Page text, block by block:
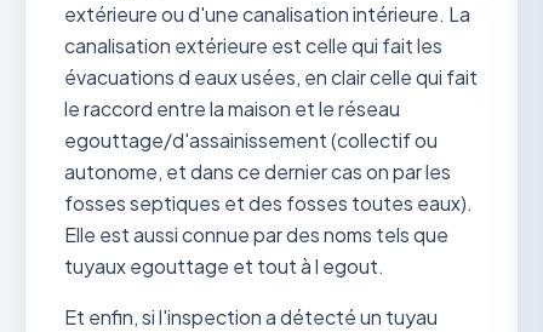
extérieure ou d'une canalisation intérieure. La
canalisation extérieure est celle qui fait les
évacuations d eaux usées, en clair celle qui fait
le raccord entre la maison et le réseau
egouttage/d'assainissement (collectif ou
autonome, et dans ce dernier cas on par les
fosses septiques et des fosses toutes eaux).
Elle est aussi connue par des noms tels que
tuyaux egouttage et tout à l egout.
Et enfin, si l'inspection a détecté un tuyau